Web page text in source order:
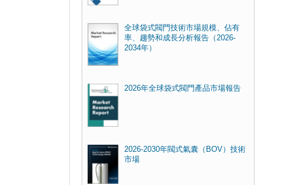
全球袋式閥門技術市場規模、佔有
率、趨勢和成長分析報告（2026-
2034年）
2026年全球袋式閥門產品市場報告
2026-2030年閥式氣囊（BOV）技術
市場